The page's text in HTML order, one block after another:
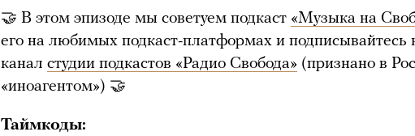
🤝 В этом эпизоде мы советуем подкаст «Музыка на
его на любимых подкаст-платформах и подписывайтесь
канал студии подкастов «Радио Свобода» (признано в
«иноагентом») 🤝
Таймкоды: